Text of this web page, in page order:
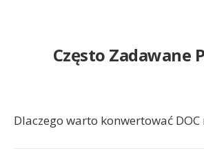
Często Zadawane
Dlaczego warto konwertować DOC